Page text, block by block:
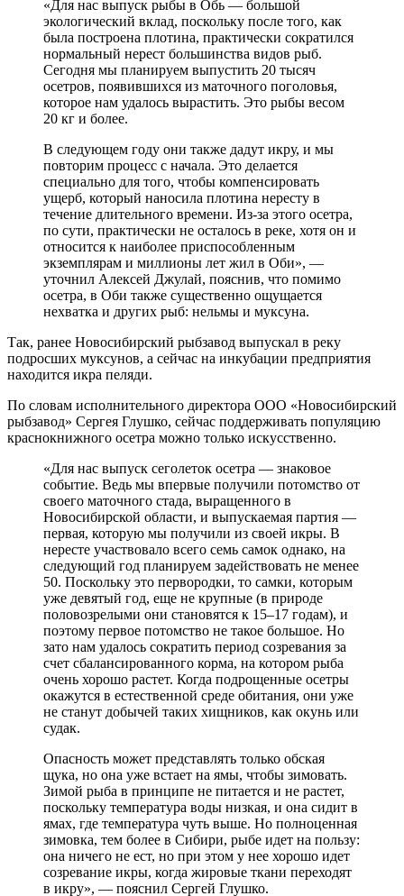
«Для нас выпуск рыбы в Обь — большой
экологический вклад, поскольку после того, как
была построена плотина, практически сократился
нормальный нерест большинства видов рыб.
Сегодня мы планируем выпустить 20 тысяч
осетров, появившихся из маточного поголовья,
которое нам удалось вырастить. Это рыбы весом
20 кг и более.
В следующем году они также дадут икру, и мы
повторим процесс с начала. Это делается
специально для того, чтобы компенсировать
ущерб, который наносила плотина нересту в
течение длительного времени. Из-за этого осетра,
по сути, практически не осталось в реке, хотя он и
относится к наиболее приспособленным
экземплярам и миллионы лет жил в Оби», —
уточнил Алексей Джулай, пояснив, что помимо
осетра, в Оби также существенно ощущается
нехватка и других рыб: нельмы и муксуна.
Так, ранее Новосибирский рыбзавод выпускал в реку
подросших муксунов, а сейчас на инкубации предприятия
находится икра пеляди.
По словам исполнительного директора ООО «Новосибирский
рыбзавод» Сергея Глушко, сейчас поддерживать популяцию
краснокнижного осетра можно только искусственно.
«Для нас выпуск сеголеток осетра — знаковое
событие. Ведь мы впервые получили потомство от
своего маточного стада, выращенного в
Новосибирской области, и выпускаемая партия —
первая, которую мы получили из своей икры. В
нересте участвовало всего семь самок однако, на
следующий год планируем задействовать не менее
50. Поскольку это первородки, то самки, которым
уже девятый год, еще не крупные (в природе
половозрелыми они становятся к 15–17 годам), и
поэтому первое потомство не такое большое. Но
зато нам удалось сократить период созревания за
счет сбалансированного корма, на котором рыба
очень хорошо растет. Когда подрощенные осетры
окажутся в естественной среде обитания, они уже
не станут добычей таких хищников, как окунь или
судак.
Опасность может представлять только обская
щука, но она уже встает на ямы, чтобы зимовать.
Зимой рыба в принципе не питается и не растет,
поскольку температура воды низкая, и она сидит в
ямах, где температура чуть выше. Но полноценная
зимовка, тем более в Сибири, рыбе идет на пользу:
она ничего не ест, но при этом у нее хорошо идет
созревание икры, когда жировые ткани переходят
в икру», — пояснил Сергей Глушко.